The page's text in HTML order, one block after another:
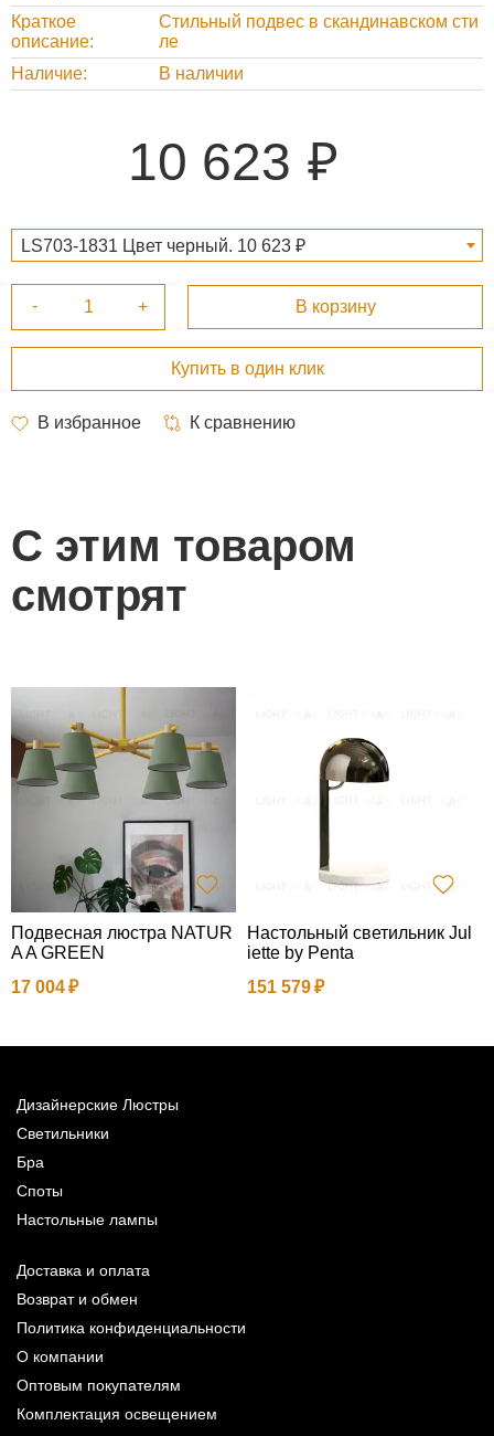
Краткое
описание
Стильный подвес в скандинавском сти
ле
Наличие
В наличии
10 623
LS703-1831 Цвет черный. 10 623 ₽
С этим товаром
смотрят
Подвесная люстра NATUR
A A GREEN
17 004
Настольный светильник Jul
iette by Penta
151 579
Дизайнерские Люстры
Светильники
Бра
Споты
Настольные лампы
Доставка и оплата
Возврат и обмен
Политика конфиденциальности
О компании
Оптовым покупателям
Комплектация освещением